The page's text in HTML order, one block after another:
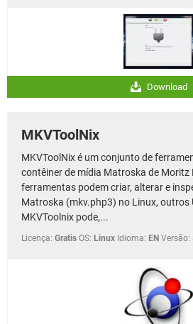
Download
MKVToolNix
MKVToolNix é um conjunto de
contêiner de mídia Matroska de Moritz
ferramentas podem criar, alterar e
Matroska (mkv.php3) no Linux, outros
MKVToolnix pode,...
Licença: Gratis OS: Linux Idioma: EN Versão: